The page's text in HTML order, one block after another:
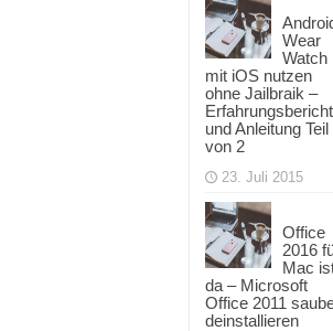
Wear
Watch
mit iOS nutzen
ohne Jailbraik –
Erfahrungsbericht
und Anleitung Teil
von 2
23. Juli 2015
Office
2016
Mac
da – Microsoft
Office 2011
deinstallieren